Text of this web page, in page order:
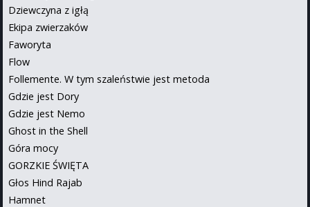
Dziewczyna z igłą
Ekipa zwierzaków
Faworyta
Flow
Follemente. W tym szaleństwie jest metoda
Gdzie jest Dory
Gdzie jest Nemo
Ghost in the Shell
Góra mocy
GORZKIE ŚWIĘTA
Głos Hind Rajab
Hamnet